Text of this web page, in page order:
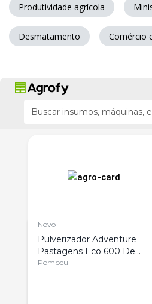
Produtividade agrícola
Desmatamento Comércio
Novo
Pulverizador Adventure
Pastagens Eco 600 De
600 Litros
Pompeu